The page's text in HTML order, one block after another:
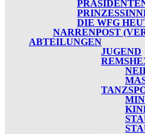
DIE WFG
NARRENPOST
ABTEILUNGEN
JUGEND